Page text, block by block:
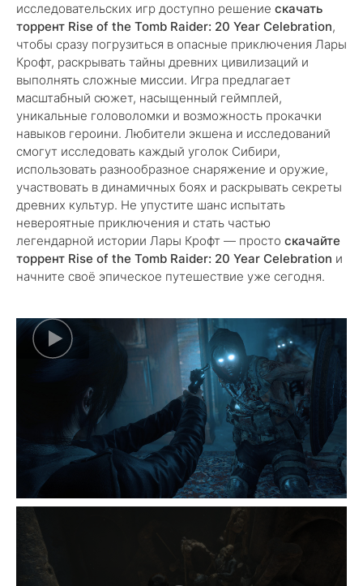
исследовательских игр доступно решение скачать
торрент Rise of the Tomb Raider: 20 Year Celebration,
чтобы сразу погрузиться в опасные приключения Лары
Крофт, раскрывать тайны древних цивилизаций и
выполнять сложные миссии. Игра предлагает
масштабный сюжет, насыщенный геймплей,
уникальные головоломки и возможность прокачки
навыков героини. Любители экшена и исследований
смогут исследовать каждый уголок Сибири,
использовать разнообразное снаряжение и оружие,
участвовать в динамичных боях и раскрывать секреты
древних культур. Не упустите шанс испытать
невероятные приключения и стать частью
легендарной истории Лары Крофт — просто скачайте
торрент Rise of the Tomb Raider: 20 Year Celebration и
начните своё эпическое путешествие уже сегодня.